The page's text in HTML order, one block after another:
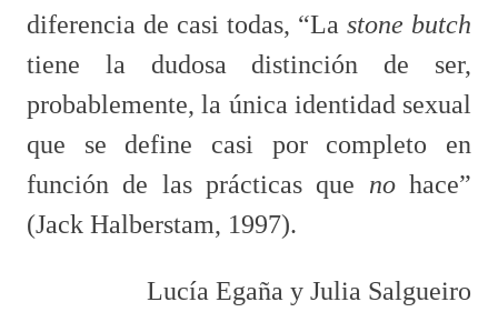
diferencia de casi todas, “La stone butch
tiene la dudosa distinción de ser,
probablemente, la única identidad sexual
que se define casi por completo en
función de las prácticas que nohace”
(Jack Halberstam, 1997).
Lucía Egaña y Julia Salgueiro